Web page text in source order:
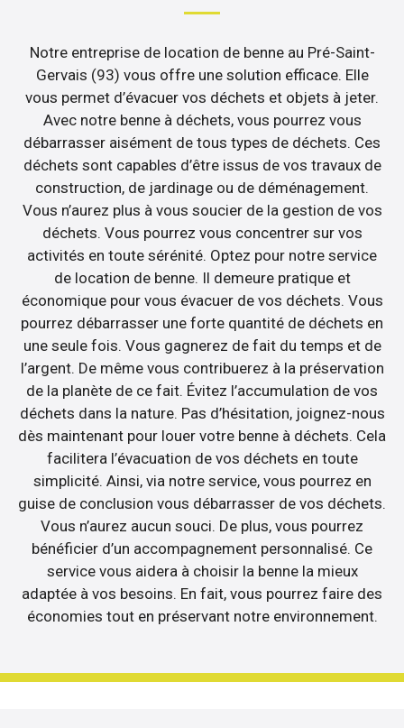
Notre entreprise de location de benne au Pré-Saint-
Gervais (93) vous offre une solution efficace. Elle
vous permet d’évacuer vos déchets et objets à jeter.
Avec notre benne à déchets, vous pourrez vous
débarrasser aisément de tous types de déchets. Ces
déchets sont capables d’être issus de vos travaux de
construction, de jardinage ou de déménagement.
Vous n’aurez plus à vous soucier de la gestion de vos
déchets. Vous pourrez vous concentrer sur vos
activités en toute sérénité. Optez pour notre service
de location de benne. Il demeure pratique et
économique pour vous évacuer de vos déchets. Vous
pourrez débarrasser une forte quantité de déchets en
une seule fois. Vous gagnerez de fait du temps et de
l’argent. De même vous contribuerez à la préservation
de la planète de ce fait. Évitez l’accumulation de vos
déchets dans la nature. Pas d’hésitation, joignez-nous
dès maintenant pour louer votre benne à déchets. Cela
facilitera l’évacuation de vos déchets en toute
simplicité. Ainsi, via notre service, vous pourrez en
guise de conclusion vous débarrasser de vos déchets.
Vous n’aurez aucun souci. De plus, vous pourrez
bénéficier d’un accompagnement personnalisé. Ce
service vous aidera à choisir la benne la mieux
adaptée à vos besoins. En fait, vous pourrez faire des
économies tout en préservant notre environnement.